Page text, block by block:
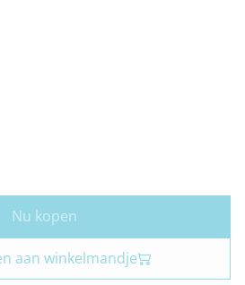
Nu kopen
aan winkelmandje